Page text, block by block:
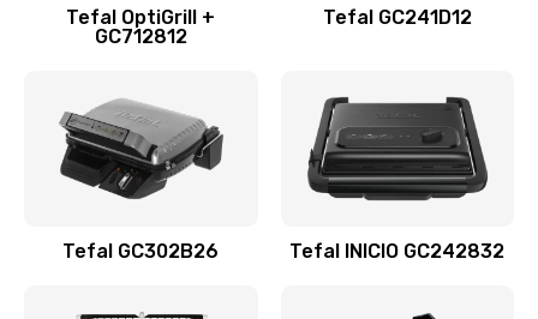
Tefal OptiGrill +
GC712812
Tefal GC241D12
Tefal GC302B26 Tefal INICIO GC242832